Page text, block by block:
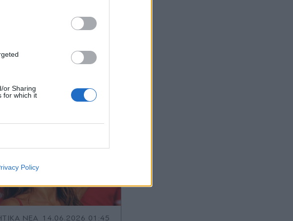
or Sharing
for which it
Policy
ΝΕΑ 14.06.2026 01:45